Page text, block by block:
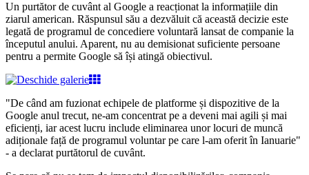
Un purtător de cuvânt al Google a reacționat la informațiile din
ziarul american. Răspunsul său a dezvăluit că această decizie este
legată de programul de concediere voluntară lansat de companie la
începutul anului. Aparent, nu au demisionat suficiente persoane
pentru a permite Google să își atingă obiectivul.
"De când am fuzionat echipele de platforme și dispozitive de la
Google anul trecut, ne-am concentrat pe a deveni mai agili și mai
eficienți, iar acest lucru include eliminarea unor locuri de muncă
adiționale față de programul voluntar pe care l-am oferit în Ianuarie"
- a declarat purtătorul de cuvânt.